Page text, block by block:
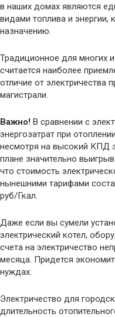
в наших домах являются
видами топлива и
назначению.
Традиционное для многих
считается наиболее
отличие от электричества
магистрали.
Важно! В сравнении с
энергозатрат при
несмотря на высокий КПД
плане значительно
что стоимость
нынешними тарифами
руб/Гкал.
Даже если вы сумели
электрический котел,
счета на электричество
месяца. Придется
нуждах.
Электричество для
длительность